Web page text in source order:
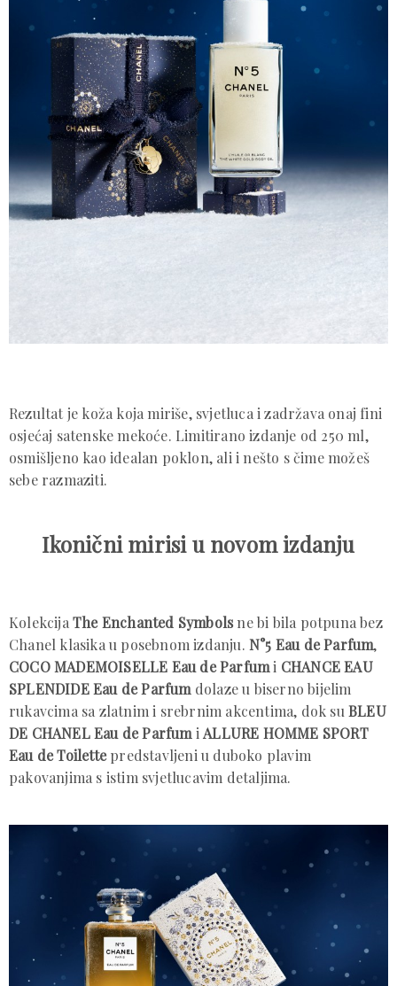
Rezultat je koža koja miriše, svjetluca i zadržava onaj fini
osjećaj satenske mekoće. Limitirano izdanje od 250 ml,
osmišljeno kao idealan poklon, ali i nešto s čime možeš
sebe razmaziti.
Ikonični mirisi u novom izdanju
KolekcijaThe Enchanted Symbolsne bi bila potpuna bez
Chanel klasika u posebnom izdanju. N°5 Eau de Parfum,
COCO MADEMOISELLE Eau de Parfumi CHANCE EAU
SPLENDIDE Eau de Parfumdolaze u biserno bijelim
rukavcima sa zlatnim i srebrnim akcentima, dok suBLEU
DE CHANEL Eau de ParfumiALLURE HOMME SPORT
Eau de Toilettepredstavljeni u duboko plavim
pakovanjima s istim svjetlucavim detaljima.